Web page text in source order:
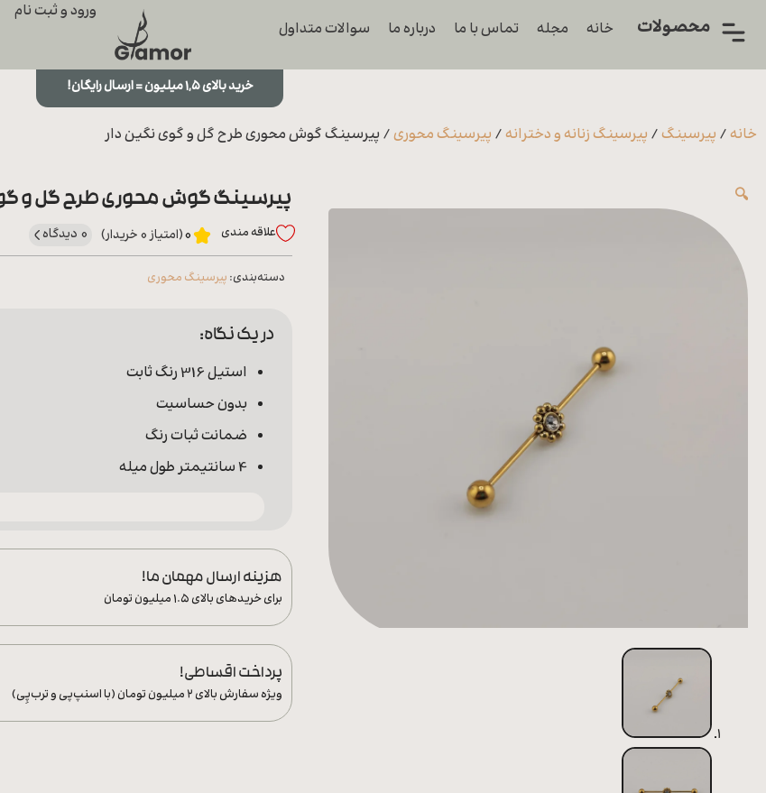
محصولات
زیورآلات
ورشو
محصولات خانه مجله تماس با ما درباره ما سوالات متداول
ورود و ثبت نام
خرید بالای ۱,۵ میلیون = ارسال رایگان!
خانه/ پیرسینگ/ پیرسینگ زنانه و دخترانه/ پیرسینگ محوری/ پیرسینگ گوش محوری طرح گل و گوی نگین دار
🔍 پیرسینگ گوش محوری طرح گل و
علاقه‌ مندی 0(امتیاز 0 خریدار) 0 دیدگاه
دسته‌بندی: پیرسینگ محوری
در یک نگاه:
استیل 316 رنگ ثابت
بدون حساسیت
ضمانت ثبات رنگ
4 سانتیمتر طول میله
هزینه ارسال مهمان ما!
برای خریدهای بالای ۱.۵ میلیون تومان
پرداخت اقساطی!
ویژه سفارش‌ بالای ۲ میلیون تومان (با اسنپ‌پی و ترب‌پِی)